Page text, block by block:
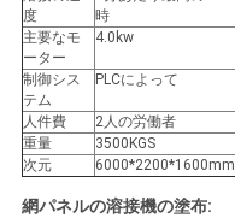
度
時
主要なモ
ーター
4.0kw
制御シス
テム
PLCによって
人件費 2人の労働者
重量
3500KGS
次元
6000*2200*1600mm
網パネルの溶接機の塗布: